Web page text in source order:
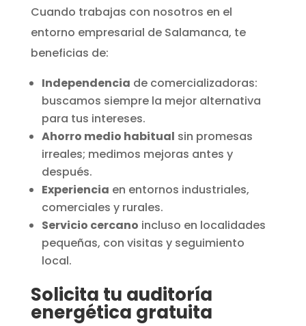
Cuando trabajas con nosotros en el
entorno empresarial de Salamanca, te
beneficias de:
Independencia de comercializadoras:
buscamos siempre la mejor alternativa
para tus intereses.
Ahorro medio habitual sin promesas
irreales; medimos mejoras antes y
después.
Experiencia en entornos industriales,
comerciales y rurales.
Servicio cercano incluso en localidades
pequeñas, con visitas y seguimiento
local.
Solicita tu auditoría
energética gratuita